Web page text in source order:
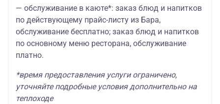
— обслуживание в каюте*: заказ блюд и напитков
по действующему прайс-листу из Бара,
обслуживание бесплатно; заказ блюд и напитков
по основному меню ресторана, обслуживание
платно.
*время предоставления услуги ограничено,
уточняйте подробные условия дополнительно на
теплоходе